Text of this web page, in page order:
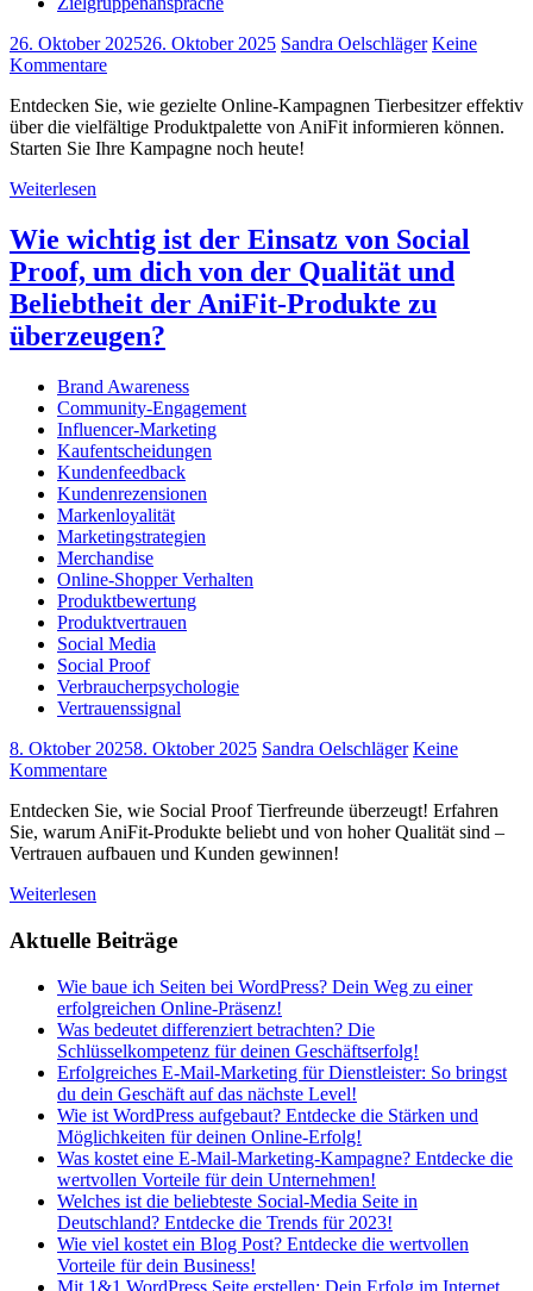
26. Oktober 202526. Oktober 2025 Sandra Oelschläger Keine
Kommentare
Entdecken Sie, wie gezielte Online-Kampagnen Tierbesitzer effektiv
über die vielfältige Produktpalette von AniFit informieren können.
Starten Sie Ihre Kampagne noch heute!
Weiterlesen
Wie wichtig ist der Einsatz von Social
Proof, um dich von der Qualität und
Beliebtheit der AniFit-Produkte zu
überzeugen?
Brand Awareness
Community-Engagement
Influencer-Marketing
Kaufentscheidungen
Kundenfeedback
Kundenrezensionen
Markenloyalität
Marketingstrategien
Merchandise
Online-Shopper Verhalten
Produktbewertung
Produktvertrauen
Social Media
Social Proof
Verbraucherpsychologie
Vertrauenssignal
8. Oktober 20258. Oktober 2025 Sandra Oelschläger Keine
Kommentare
Entdecken Sie, wie Social Proof Tierfreunde überzeugt! Erfahren
Sie, warum AniFit-Produkte beliebt und von hoher Qualität sind –
Vertrauen aufbauen und Kunden gewinnen!
Weiterlesen
Aktuelle Beiträge
Wie baue ich Seiten bei WordPress? Dein Weg zu einer
erfolgreichen Online-Präsenz!
Was bedeutet differenziert betrachten? Die
Schlüsselkompetenz für deinen Geschäftserfolg!
Erfolgreiches E-Mail-Marketing für Dienstleister: So bringst
du dein Geschäft auf das nächste Level!
Wie ist WordPress aufgebaut? Entdecke die Stärken und
Möglichkeiten für deinen Online-Erfolg!
Was kostet eine E-Mail-Marketing-Kampagne? Entdecke die
wertvollen Vorteile für dein Unternehmen!
Welches ist die beliebteste Social-Media Seite in
Deutschland? Entdecke die Trends für 2023!
Wie viel kostet ein Blog Post? Entdecke die wertvollen
Vorteile für dein Business!
Mit 1&1 WordPress Seite erstellen: Dein Erfolg im Internet